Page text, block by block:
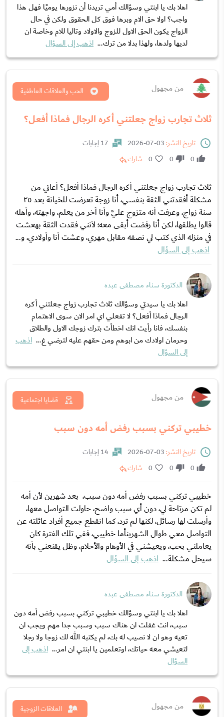
اهلا بك يا ابنتي وسؤالك أمي تريدنا أن نزورها يوميًا فهل هذا
واجب؟ اولا حق الام وبرها فوق كل الحقوق ولكن في حال
الزواج يكون الحق الاول للزوج والاولاد وتاليا للام وخاصة ان
لديها ولدها، ولهذا بدلا من ترك... اذهب إلى السؤال
من مجهول
ثلاث تجارب زواج جعلتني أكره الرجال فماذا أفعل؟
الحب والعلاقات العاطفية
تاريخ النشر:
17 إجابات
0
0
0 شارك
ثلاث تجارب زواج جعلتني أكره الرجال فماذا أفعل؟ أعاني من
مشكلة أفقدتني الثقة بنفسي، أنا زوجة تعرضت للخيانة بعد ٢٥
سنة زواج، وعرفت أنه متزوج عليَّ وأنا آخر من يعلم، واجهته، وأهله
قالوا يطلقها، لكن أنا رفضت أبقى معه؛ لأنني فقدت الثقة بهعشت
في منزله الذي كتب لي نصفه مقابل مهري، وعشت أنا وأولادي، و...
اذهب إلى السؤال
الدكتورة سناء مصطفى عبده
اهلا بك يا سيدتي وسؤالك ثلاث تجارب زواج جعلتني أكره
الرجال فماذا أفعل؟ لا تفعلي اي امر الان سوى الاهتمام
بنفسك، فانا رأيت انك اخطأت بترك زوجك الاول والطلاق
وحرمان اولادك من ابوهم ومن حقهم عليه لترضي غ... اذهب
إلى السؤال
من مجهول
خطيبي تركني بسبب رفض أمه دون سبب
قضايا اجتماعية
تاريخ النشر:
14 إجابات
0
0
0 شارك
خطيبي تركني بسبب رفض أمه دون سبب، بعد شهرين لأن أمه
لم تكن مرتاحة لي، دون أي سبب واضح، حاولت التواصل معها،
وأرسلت لها رسائل، لكنها لم ترد، كما انقطع جميع أفراد عائلته عن
التواصل معي طوال الشهرينأما خطيبي، ففي تلك الفترة كان
يعاملني بحب، ويعيشني في الأوهام والأحلام، وظل يقنعني بأنه
سيحل مشكلة... اذهب إلى السؤال
الدكتورة سناء مصطفى عبده
اهلا بك يا ابنتي وسؤالك خطيبي تركني بسبب رفض أمه دون
سبب، انت غفلت ان هناك سبب وسبب جدا مهم ويجب ان
تعيه وهو ان لا نصيب له بك، لم يكتبه الله لك زوجا ولا رجلا
لتعيشي معه حياتك، اوتعلمين يا ابنتي ان امر... اذهب إلى
السؤال
من مجهول العلاقات الزوجية